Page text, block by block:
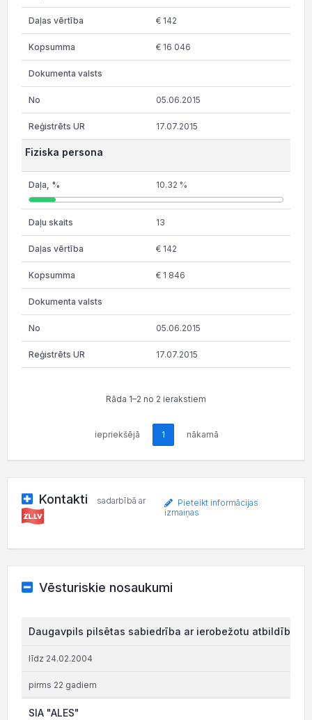
€ 142
€ 16 046
05.06.2015
17.07.2015
Fiziska persona
10.32 %
13
€ 142
€ 1 846
05.06.2015
17.07.2015
Rāda 1–2 no 2 ierakstiem
iepriekšējā 1 nākamā
Kontakti sadarbībā ar
Pieteikt informācijas
izmaiņas
Vēsturiskie nosaukumi
Daugavpils pilsētas sabiedrība ar ierobežotu atbildību
līdz 24.02.2004
pirms 22 gadiem
SIA "ALES"